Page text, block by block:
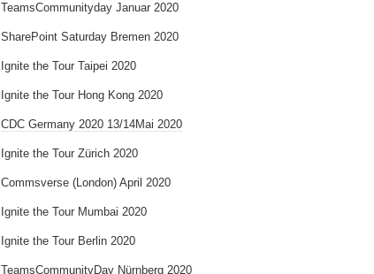
TeamsCommunityday Januar 2020
SharePoint Saturday Bremen 2020
Ignite the Tour Taipei 2020
Ignite the Tour Hong Kong 2020
CDC Germany 2020 13/14Mai 2020
Ignite the Tour Zürich 2020
Commsverse (London) April 2020
Ignite the Tour Mumbai 2020
Ignite the Tour Berlin 2020
TeamsCommunityDay Nürnberg 2020